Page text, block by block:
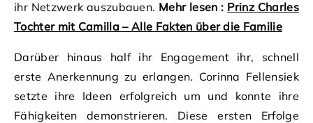
ihr Netzwerk auszubauen. Mehr lesen : Prinz Charles
Tochter mit Camilla – Alle Fakten über die Familie
Darüber hinaus half ihr Engagement ihr, schnell
erste Anerkennung zu erlangen. Corinna Fellensiek
setzte ihre Ideen erfolgreich um und konnte ihre
Fähigkeiten demonstrieren. Diese ersten Erfolge